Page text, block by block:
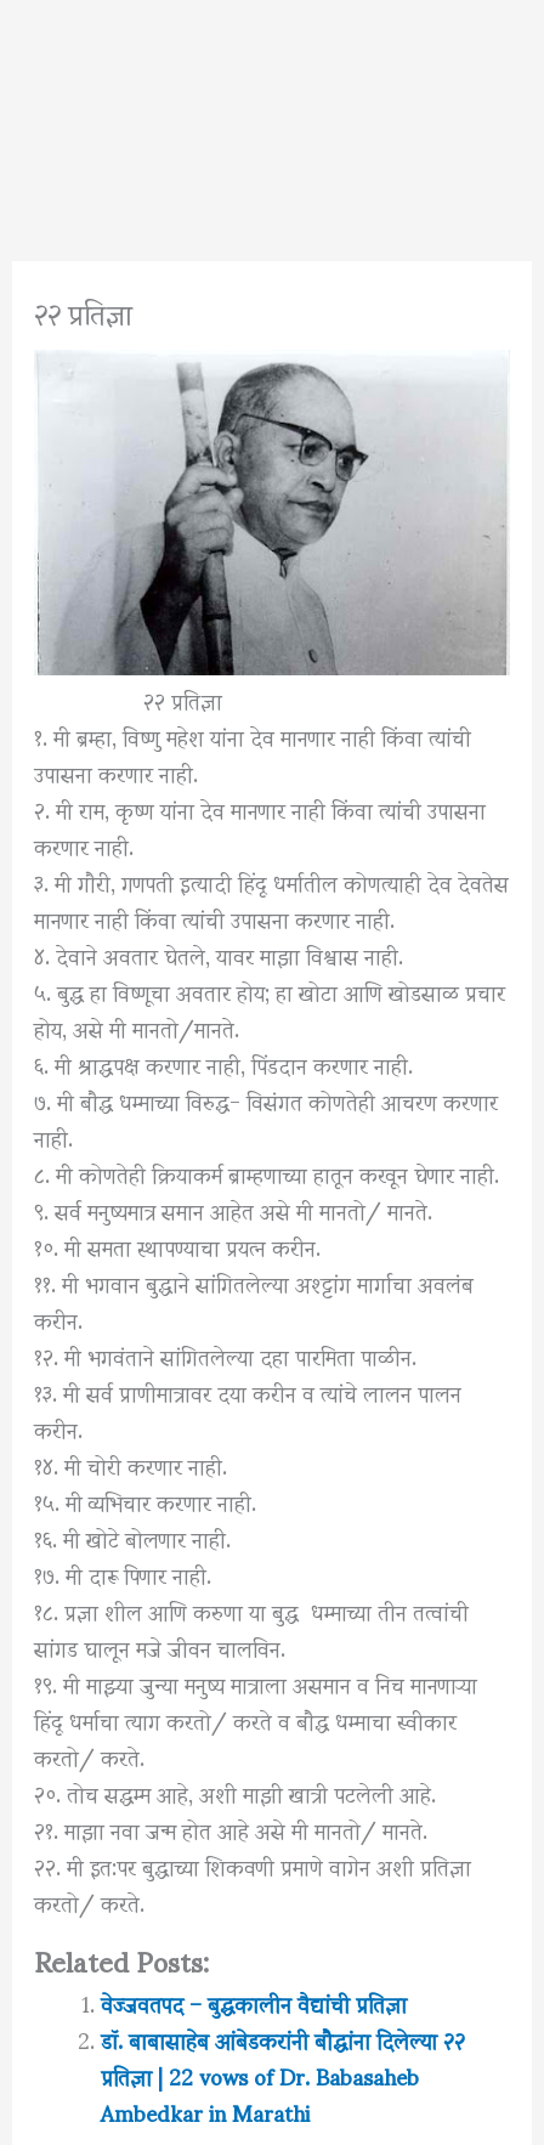
२२ प्रतिज्ञा
२२ प्रतिज्ञा
१. मी ब्रम्हा, विष्णु महेश यांना देव मानणार नाही किंवा त्यांची
उपासना करणार नाही.
२. मी राम, कृष्ण यांना देव मानणार नाही किंवा त्यांची उपासना
करणार नाही.
३. मी गौरी, गणपती इत्यादी हिंदू धर्मातील कोणत्याही देव देवतेस
मानणार नाही किंवा त्यांची उपासना करणार नाही.
४. देवाने अवतार घेतले, यावर माझा विश्वास नाही.
५. बुद्ध हा विष्णूचा अवतार होय; हा खोटा आणि खोडसाळ प्रचार
होय, असे मी मानतो/मानते.
६. मी श्राद्धपक्ष करणार नाही, पिंडदान करणार नाही.
७. मी बौद्ध धम्माच्या विरुद्ध- विसंगत कोणतेही आचरण करणार
नाही.
८. मी कोणतेही क्रियाकर्म ब्राम्हणाच्या हातून करवून घेणार नाही.
९. सर्व मनुष्यमात्र समान आहेत असे मी मानतो/ मानते.
१०. मी समता स्थापण्याचा प्रयत्न करीन.
११. मी भगवान बुद्धाने सांगितलेल्या अश्ट्टांग मार्गाचा अवलंब
करीन.
१२. मी भगवंताने सांगितलेल्या दहा पारमिता पाळीन.
१३. मी सर्व प्राणीमात्रावर दया करीन व त्यांचे लालन पालन
करीन.
१४. मी चोरी करणार नाही.
१५. मी व्यभिचार करणार नाही.
१६. मी खोटे बोलणार नाही.
१७. मी दारू पिणार नाही.
१८. प्रज्ञा शील आणि करुणा या बुद्ध धम्माच्या तीन तत्वांची
सांगड घालून मजे जीवन चालविन.
१९. मी माझ्या जुन्या मनुष्य मात्राला असमान व निच मानणाऱ्या
हिंदू धर्माचा त्याग करतो/ करते व बौद्ध धम्माचा स्वीकार
करतो/ करते.
२०. तोच सद्धम्म आहे, अशी माझी खात्री पटलेली आहे.
२१. माझा नवा जन्म होत आहे असे मी मानतो/ मानते.
२२. मी इत:पर बुद्धाच्या शिकवणी प्रमाणे वागेन अशी प्रतिज्ञा
करतो/ करते.
Related Posts:
वेज्जवतपद – बुद्धकालीन वैद्यांची प्रतिज्ञा
डॉ. बाबासाहेब आंबेडकरांनी बौद्धांना दिलेल्या २२
प्रतिज्ञा | 22 vows of Dr. Babasaheb
Ambedkar in Marathi